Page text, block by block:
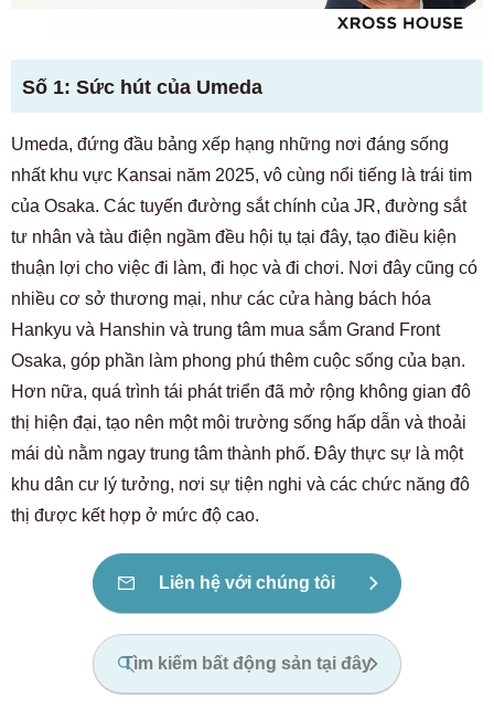
Số 1: Sức hút của Umeda
Umeda, đứng đầu bảng xếp hạng những nơi đáng sống
nhất khu vực Kansai năm 2025, vô cùng nổi tiếng là trái tim
của Osaka. Các tuyến đường sắt chính của JR, đường sắt
tư nhân và tàu điện ngầm đều hội tụ tại đây, tạo điều kiện
thuận lợi cho việc đi làm, đi học và đi chơi. Nơi đây cũng có
nhiều cơ sở thương mại, như các cửa hàng bách hóa
Hankyu và Hanshin và trung tâm mua sắm Grand Front
Osaka, góp phần làm phong phú thêm cuộc sống của bạn.
Hơn nữa, quá trình tái phát triển đã mở rộng không gian đô
thị hiện đại, tạo nên một môi trường sống hấp dẫn và thoải
mái dù nằm ngay trung tâm thành phố. Đây thực sự là một
khu dân cư lý tưởng, nơi sự tiện nghi và các chức năng đô
thị được kết hợp ở mức độ cao.
Liên hệ với chúng tôi
Tìm kiếm bất động sản tại đây